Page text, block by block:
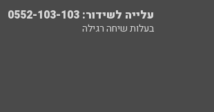
עלייה לשידור: 0552-103-103
בעלות שיחה רגילה